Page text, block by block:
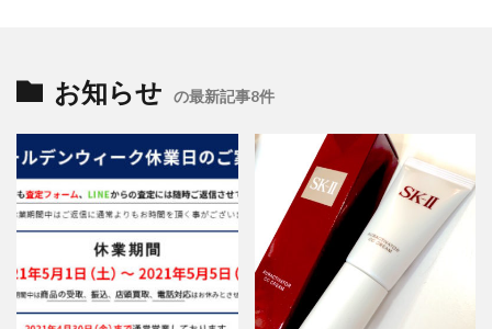
お知らせ の最新記事8件